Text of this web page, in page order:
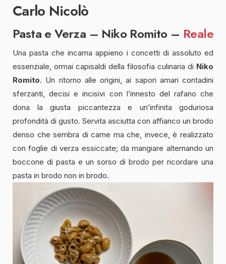
Carlo Nicolò
Pasta e Verza – Niko Romito – Reale
Una pasta che incarna appieno i concetti di assoluto ed
essenziale, ormai capisaldi della filosofia culinaria di Niko
Romito. Un ritorno alle origini, ai sapori amari contadini
sferzanti, decisi e incisivi con l’innesto del rafano che
dona la giusta piccantezza e un’infinita goduriosa
profondità di gusto. Servita asciutta con affianco un brodo
denso che sembra di carne ma che, invece, è realizzato
con foglie di verza essiccate; da mangiare alternando un
boccone di pasta e un sorso di brodo per ricordare una
pasta in brodo non in brodo.